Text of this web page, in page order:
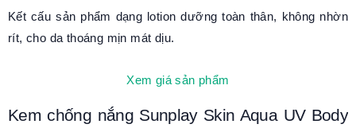
Kết cấu sản phẩm dạng lotion dưỡng toàn thân, không nhờn
rít, cho da thoáng mịn mát dịu.
Xem giá sản phẩm
Kem chống nắng Sunplay Skin Aqua UV Body